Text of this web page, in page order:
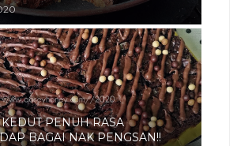
PENUH RASA
BAGAI NAK PENGSAN!!